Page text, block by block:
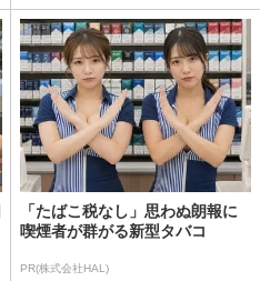
「たばこ税なし」思わぬ朗報に
喫煙者が群がる新型タバコ
PR(株式会社HAL)